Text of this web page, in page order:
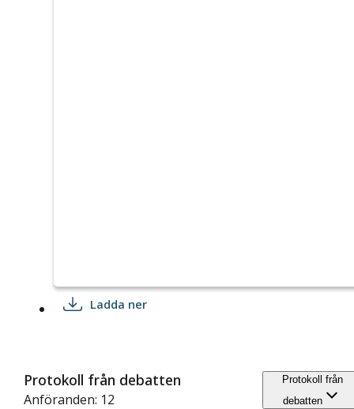
Ladda ner
Protokoll från debatten
Anföranden: 12
Protokoll från
debatten